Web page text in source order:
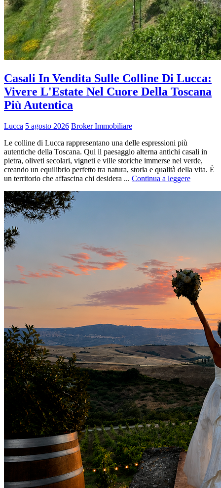
Casali In Vendita Sulle Colline Di Lucca:
Vivere L'Estate Nel Cuore Della Toscana
Più Autentica
Lucca 5 agosto 2026 Broker Immobiliare
Le colline di Lucca rappresentano una delle espressioni più
autentiche della Toscana. Qui il paesaggio alterna antichi casali in
pietra, oliveti secolari, vigneti e ville storiche immerse nel verde,
creando un equilibrio perfetto tra natura, storia e qualità della vita. È
un territorio che affascina chi desidera ... Continua a leggere